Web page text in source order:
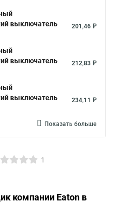
выключатель
201,46 ₽
выключатель
212,83 ₽
выключатель
234,11 ₽
Показать больше
1
компании Eaton в